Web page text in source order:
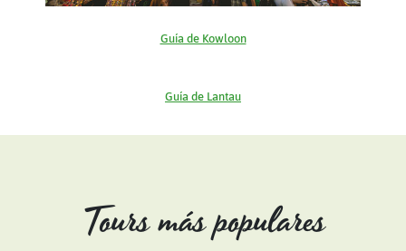
Guía de Kowloon
Guía de Lantau
Tours más populares